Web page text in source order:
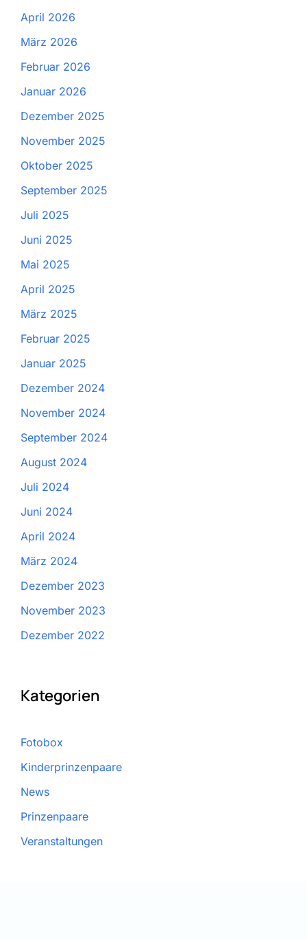
April 2026
März 2026
Februar 2026
Januar 2026
Dezember 2025
November 2025
Oktober 2025
September 2025
Juli 2025
Juni 2025
Mai 2025
April 2025
März 2025
Februar 2025
Januar 2025
Dezember 2024
November 2024
September 2024
August 2024
Juli 2024
Juni 2024
April 2024
März 2024
Dezember 2023
November 2023
Dezember 2022
Kategorien
Fotobox
Kinderprinzenpaare
News
Prinzenpaare
Veranstaltungen